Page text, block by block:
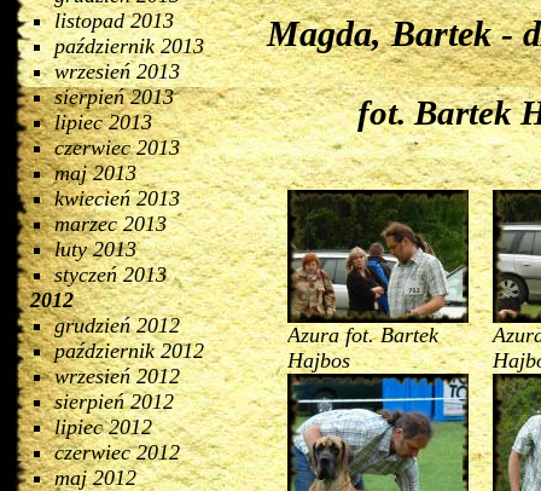
listopad 2013
październik 2013
wrzesień 2013
sierpień 2013
lipiec 2013
czerwiec 2013
maj 2013
kwiecień 2013
marzec 2013
luty 2013
styczeń 2013
2012
grudzień 2012
październik 2012
wrzesień 2012
sierpień 2012
lipiec 2012
czerwiec 2012
maj 2012
Magda, Bartek -
fot. Bartek
Azura fot. Bartek
Hajbos